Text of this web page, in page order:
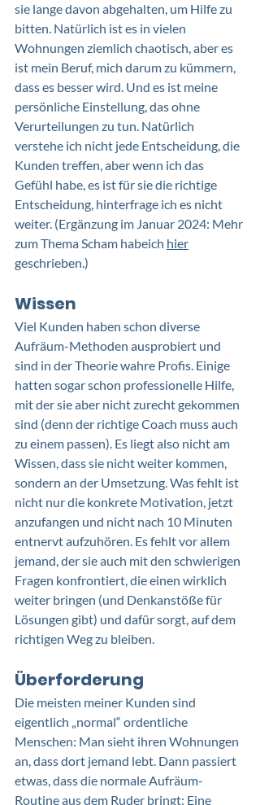
sie lange davon abgehalten, um Hilfe zu
bitten. Natürlich ist es in vielen
Wohnungen ziemlich chaotisch, aber es
ist mein Beruf, mich darum zu kümmern,
dass es besser wird. Und es ist meine
persönliche Einstellung, das ohne
Verurteilungen zu tun. Natürlich
verstehe ich nicht jede Entscheidung, die
Kunden treffen, aber wenn ich das
Gefühl habe, es ist für sie die richtige
Entscheidung, hinterfrage ich es nicht
weiter. (Ergänzung im Januar 2024: Mehr
zum Thema Scham habeich hier
geschrieben.)
Wissen
Viel Kunden haben schon diverse
Aufräum-Methoden ausprobiert und
sind in der Theorie wahre Profis. Einige
hatten sogar schon professionelle Hilfe,
mit der sie aber nicht zurecht gekommen
sind (denn der richtige Coach muss auch
zu einem passen). Es liegt also nicht am
Wissen, dass sie nicht weiter kommen,
sondern an der Umsetzung. Was fehlt ist
nicht nur die konkrete Motivation, jetzt
anzufangen und nicht nach 10 Minuten
entnervt aufzuhören. Es fehlt vor allem
jemand, der sie auch mit den schwierigen
Fragen konfrontiert, die einen wirklich
weiter bringen (und Denkanstöße für
Lösungen gibt) und dafür sorgt, auf dem
richtigen Weg zu bleiben.
Überforderung
Die meisten meiner Kunden sind
eigentlich „normal“ ordentliche
Menschen: Man sieht ihren Wohnungen
an, dass dort jemand lebt. Dann passiert
etwas, dass die normale Aufräum-
Routine aus dem Ruder bringt: Eine